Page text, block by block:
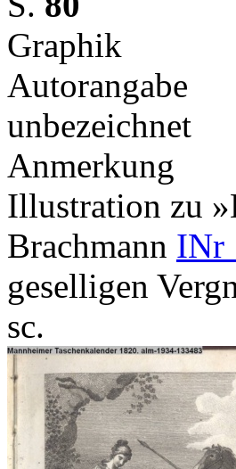
Graphik
Autorangabe
unbezeichnet
Anmerkung
Illustration zu
Brachmann INr
geselligen
sc.